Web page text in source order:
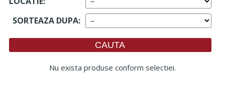
SORTEAZA DUPA:
Nu exista produse conform selectiei.